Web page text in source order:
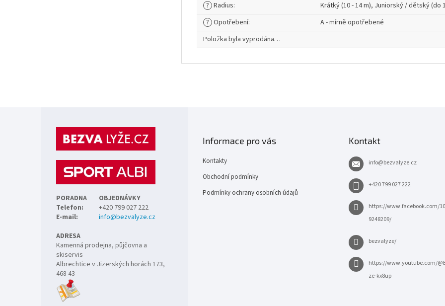
? Radius:
Krátký (10 - 14 m), Juniorský / dětský (do
? Opotřebení:
A - mírně opotřebené
Položka byla vyprodána…
PORADNA
OBJEDNÁVKY
Telefon:
+420 799 027 222
E-mail:
info@bezvalyze.cz
ADRESA
Kamenná prodejna, půjčovna a
skiservis
Albrechtice v Jizerských horách 173,
468 43
Informace pro vás
Kontakty
Obchodní podmínky
Podmínky ochrany osobních údajů
Kontakt
info@bezvalyze.cz
+420 799 027 222
https://www.facebook.com/
9248209/
bezvalyze/
https://www.youtube.com/
ze-kx8up